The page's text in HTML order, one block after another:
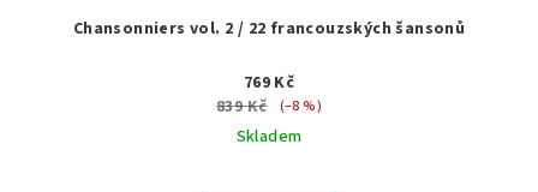
Chansonniers vol. 2 / 22 francouzských šansonů
769 Kč
839 Kč
(–8 %)
Skladem